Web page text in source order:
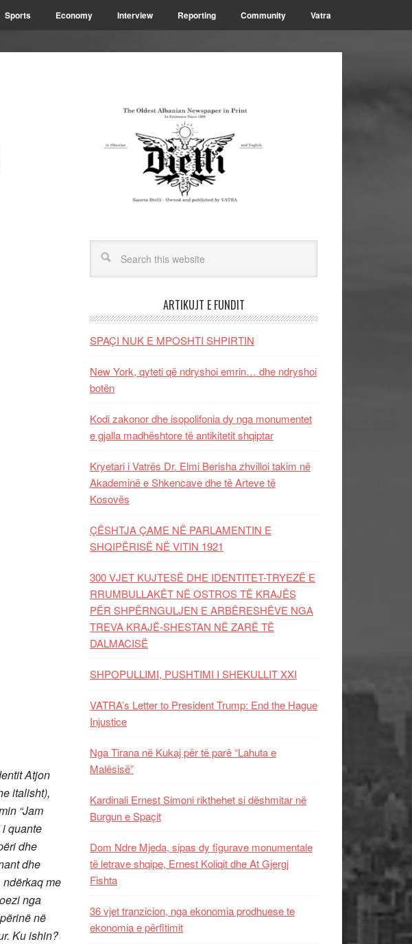
Sports Economy Interview Reporting Community Vatra
Atjon
italisht),
“Jam
quante
dhe
dhe
ndërkaq me
nga
në
Ku ishin?
ARTIKUJT E FUNDIT
SPAÇI NUK E MPOSHTI SHPIRTIN
New York, qyteti që ndryshoi emrin… dhe ndryshoi
botën
Kodi zakonor dhe isopolifonia dy nga monumentet
e gjalla madhështore të antikitetit shqiptar
Kryetari i Vatrës Dr. Elmi Berisha zhvilloi takim në
Akademinë e Shkencave dhe të Arteve të
Kosovës
ÇËSHTJA ÇAME NË PARLAMENTIN E
SHQIPËRISË NË VITIN 1921
300 VJET KUJTESË DHE IDENTITET-TRYEZË E
RRUMBULLAKËT NË OSTROS TË KRAJËS
PËR SHPËRNGULJEN E ARBËRESHËVE NGA
TREVA KRAJË-SHESTAN NË ZARË TË
DALMACISË
SHPOPULLIMI, PUSHTIMI I SHEKULLIT XXI
VATRA’s Letter to President Trump: End the Hague
Injustice
Nga Tirana në Kukaj për të parë “Lahuta e
Malësisë”
Kardinali Ernest Simoni rikthehet si dëshmitar në
Burgun e Spaçit
Dom Ndre Mjeda, sipas dy figurave monumentale
të letrave shqipe, Ernest Koliqit dhe At Gjergj
Fishta
36 vjet tranzicion, nga ekonomia prodhuese te
ekonomia e përfitimit